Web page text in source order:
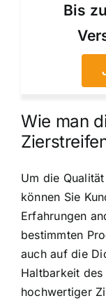
Bis
Wie man
Um die
können Sie
Erfahrungen
bestimmten
auch auf die
Haltbarkeit
hochwertiger